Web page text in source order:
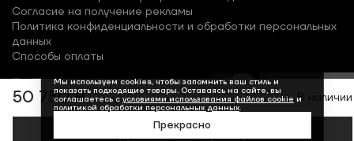
50 750 ₽ В наличии
Добавить в корзину
Согласие на получение рекламы
Политика конфиденциальности и обработки персональных
данных
Способы оплаты
Мы используем cookies, чтобы запомнить ваш стиль и
показать подходящие товары. Оставаясь на сайте, вы
соглашаетесь с условиями использования файлов cookie и
политикой обработки персональных данных.
Прекрасно